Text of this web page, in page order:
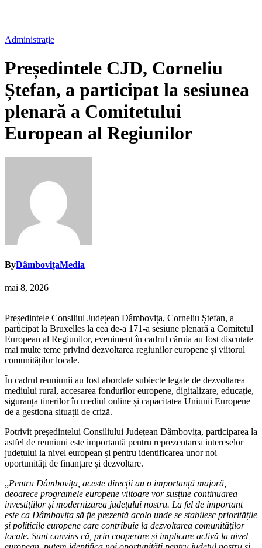
Administrație
Președintele CJD, Corneliu
Ștefan, a participat la sesiunea
plenară a Comitetului
European al Regiunilor
ByDâmbovițaMedia
mai 8, 2026
Președintele Consiliul Județean Dâmbovița, Corneliu Ștefan, a
participat la Bruxelles la cea de-a 171-a sesiune plenară a Comitetul
European al Regiunilor, eveniment în cadrul căruia au fost discutate
mai multe teme privind dezvoltarea regiunilor europene și viitorul
comunităților locale.
În cadrul reuniunii au fost abordate subiecte legate de dezvoltarea
mediului rural, accesarea fondurilor europene, digitalizare, educație,
siguranța tinerilor în mediul online și capacitatea Uniunii Europene
de a gestiona situații de criză.
Potrivit președintelui Consiliului Județean Dâmbovița, participarea la
astfel de reuniuni este importantă pentru reprezentarea intereselor
județului la nivel european și pentru identificarea unor noi
oportunități de finanțare și dezvoltare.
„Pentru Dâmbovița, aceste direcții au o importanță majoră,
deoarece programele europene viitoare vor susține continuarea
investițiilor și modernizarea județului nostru. La fel de important
este ca Dâmbovița să fie prezentă acolo unde se stabilesc prioritățile
și politicile europene care contribuie la dezvoltarea comunităților
locale. Sunt convins că, prin cooperare și implicare activă la nivel